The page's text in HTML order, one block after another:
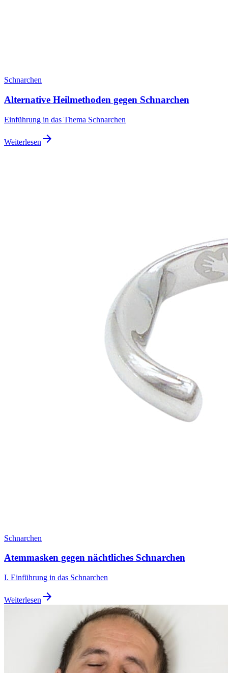
Schnarchen
Alternative Heilmethoden gegen Schnarchen
Einführung in das Thema Schnarchen
Weiterlesen arrow_forward
Schnarchen
Atemmasken gegen nächtliches Schnarchen
I. Einführung in das Schnarchen
Weiterlesen arrow_forward